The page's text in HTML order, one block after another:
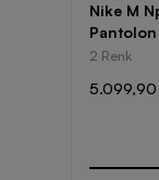
Nike M
Pantolon
2 Renk
5.099,90